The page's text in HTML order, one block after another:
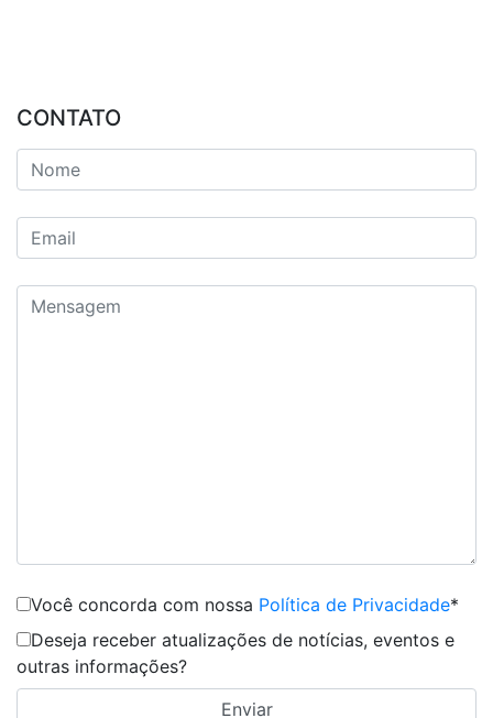
CONTATO
Você concorda com nossa Política de Privacidade*
Deseja receber atualizações de notícias, eventos e
outras informações?